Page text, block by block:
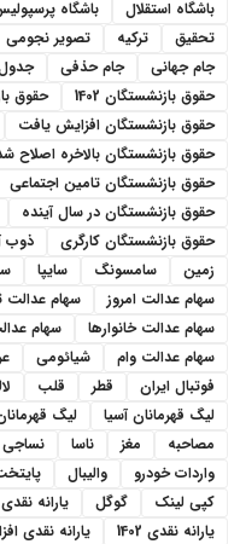
باشگاه استقلال باشگاه
تحقیق
ترکیه تصویر نجومی
جام جهانی
جام حذفی
حقوق بازنشستگان 1402
حقوق
حقوق بازنشستگان افزایش یافت
حقوق بازنشستگان بالاخره اصلاح
حقوق بازنشستگان تامین اجتماعی
حقوق بازنشستگان در سال آینده
حقوق بازنشستگان کارگری
ذوب
زمین
سامسونگ سایپا
سهام عدالت امروز
سهام عدالت
سهام عدالت خانوارها
سهام
سهام عدالت وام
شیائومی
فوتبال ایران
قطر قلب
لیگ قهرمانان آسیا
لیگ
مصاحبه
مغز ناسا نساجی
واردات خودرو
والیبال
کپی لینک
گوگل یارانه نقدی
یارانه نقدی 1402
یارانه نقدی